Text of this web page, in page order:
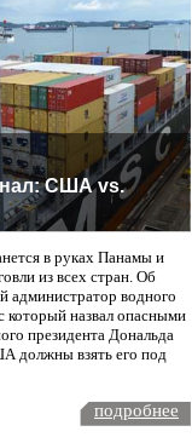
США vs.
в руках Панамы и
из всех стран. Об
администратор водного
который назвал опасными
президента Дональда
должны взять его под
подробнее